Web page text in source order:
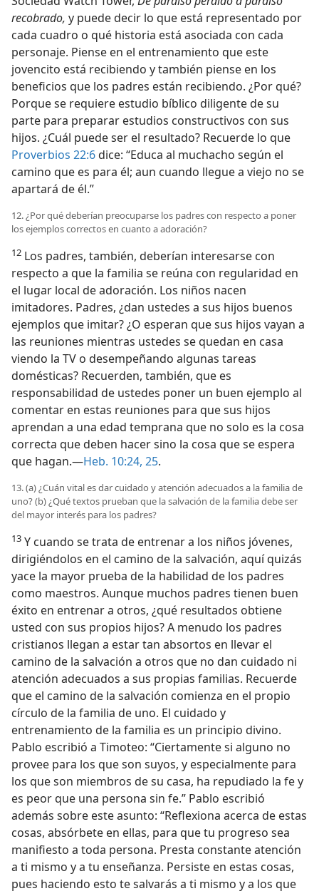
recobrado, y puede decir lo que está representado por
cada cuadro o qué historia está asociada con cada
personaje. Piense en el entrenamiento que este
jovencito está recibiendo y también piense en los
beneficios que los padres están recibiendo. ¿Por qué?
Porque se requiere estudio bíblico diligente de su
parte para preparar estudios constructivos con sus
hijos. ¿Cuál puede ser el resultado? Recuerde lo que
Proverbios 22:6dice: “Educa al muchacho según el
camino que es para él; aun cuando llegue a viejo no se
apartará de él.”
12. ¿Por qué deberían preocuparse los padres con respecto a poner
los ejemplos correctos en cuanto a adoración?
12 Los padres, también, deberían interesarse con
respecto a que la familia se reúna con regularidad en
el lugar local de adoración. Los niños nacen
imitadores. Padres, ¿dan ustedes a sus hijos buenos
ejemplos que imitar? ¿O esperan que sus hijos vayan a
las reuniones mientras ustedes se quedan en casa
viendo la TV o desempeñando algunas tareas
domésticas? Recuerden, también, que es
responsabilidad de ustedes poner un buen ejemplo al
comentar en estas reuniones para que sus hijos
aprendan a una edad temprana que no solo es la cosa
correcta que deben hacer sino la cosa que se espera
que hagan.—Heb. 10:24, 25.
13. (a) ¿Cuán vital es dar cuidado y atención adecuados a la familia de
uno? (b) ¿Qué textos prueban que la salvación de la familia debe ser
del mayor interés para los padres?
13 Y cuando se trata de entrenar a los niños jóvenes,
dirigiéndolos en el camino de la salvación, aquí quizás
yace la mayor prueba de la habilidad de los padres
como maestros. Aunque muchos padres tienen buen
éxito en entrenar a otros, ¿qué resultados obtiene
usted con sus propios hijos? A menudo los padres
cristianos llegan a estar tan absortos en llevar el
camino de la salvación a otros que no dan cuidado ni
atención adecuados a sus propias familias. Recuerde
que el camino de la salvación comienza en el propio
círculo de la familia de uno. El cuidado y
entrenamiento de la familia es un principio divino.
Pablo escribió a Timoteo: “Ciertamente si alguno no
provee para los que son suyos, y especialmente para
los que son miembros de su casa, ha repudiado la fe y
es peor que una persona sin fe.” Pablo escribió
además sobre este asunto: “Reflexiona acerca de estas
cosas, absórbete en ellas, para que tu progreso sea
manifiesto a toda persona. Presta constante atención
a ti mismo y a tu enseñanza. Persiste en estas cosas,
pues haciendo esto te salvarás a ti mismo y a los que